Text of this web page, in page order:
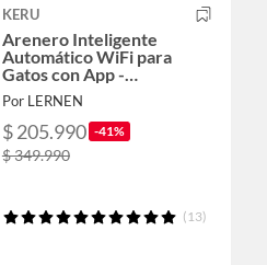
KERU
Arenero Inteligente
Automático WiFi para
Gatos con App -
Autolimpiante
Por LERNEN
$ 205.990 -41%
$ 349.990
(13)